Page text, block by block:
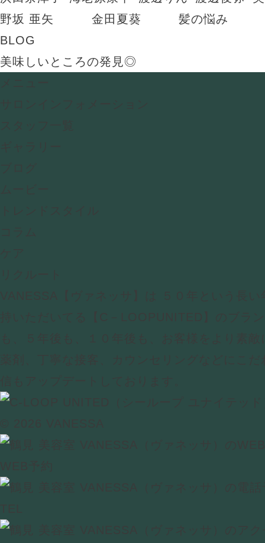
野坂 亜矢
金田夏葵
髪の悩み
BLOG
美味しいところの発見◎